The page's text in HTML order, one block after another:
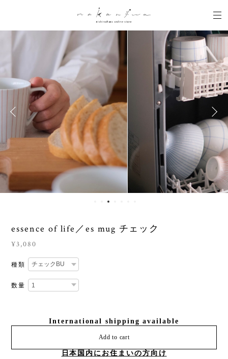
essence of life／es mug チェック
¥3,080
種類
数量
International shipping available
Add to cart
日本国内にお住まいの方向け